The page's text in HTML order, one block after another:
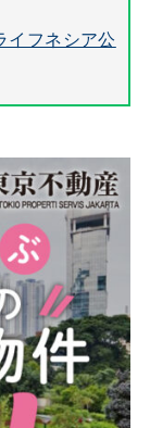
イフネシア公